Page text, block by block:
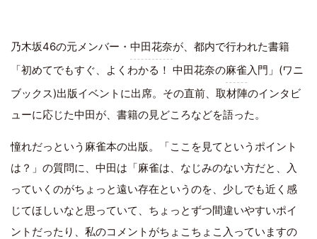
乃木坂46の元メンバー・ 中田花奈が、都内で行われた書籍
「初めてでもすぐ、よくわかる！ 中田花奈の麻雀入門」(ワニ
ブックス)出版イベントに出席。その直前、取材陣のインタビ
ューに応じた中田が、書籍の見どころなどを語った。
憧れだっという麻雀本の出版。「ここを見てというポイント
は？」の質問に、中田は「麻雀は、なじみのない方だと、入
っていくのがちょっと遠い存在というのを、少しでも近く感
じてほしいなと思っていて、ちょっとずつ間違いやすいポイ
ントだったり、私のコメントがちょこちょこ入っていますの